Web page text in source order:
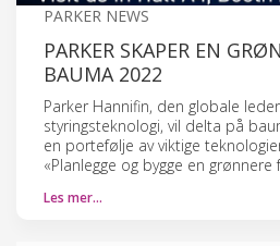
PARKER NEWS
PARKER SKAPER EN
BAUMA 2022
Parker Hannifin, den globale
styringsteknologi, vil delta på
en portefølje av viktige
«Planlegge og bygge en grønnere
Les mer…